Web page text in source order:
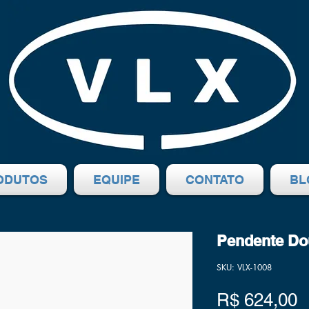
EQUIPE CONTATO
Pendente
SKU: VLX-1008
R$ 624,00